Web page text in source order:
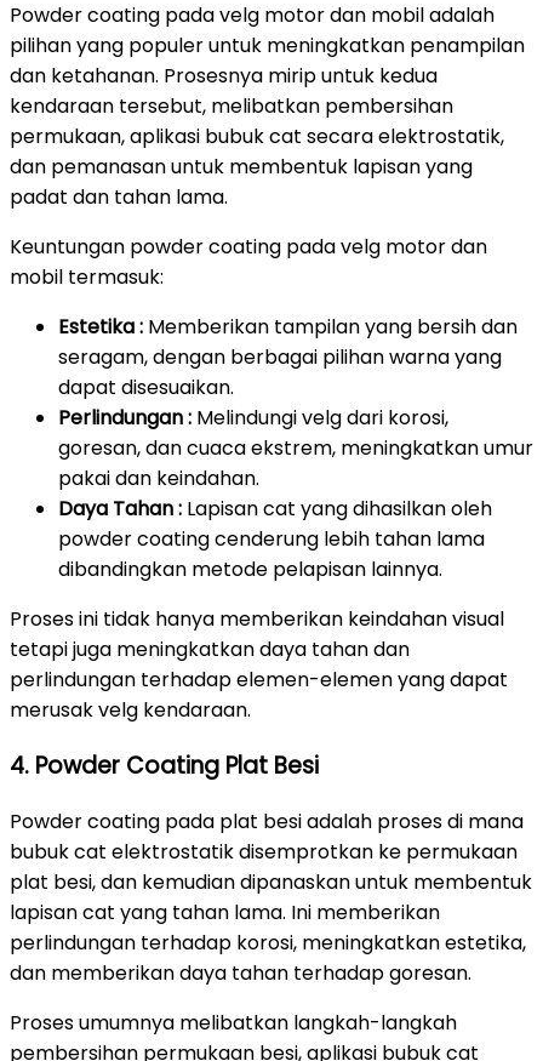
Powder coating pada velg motor dan mobil adalah
pilihan yang populer untuk meningkatkan penampilan
dan ketahanan. Prosesnya mirip untuk kedua
kendaraan tersebut, melibatkan pembersihan
permukaan, aplikasi bubuk cat secara elektrostatik,
dan pemanasan untuk membentuk lapisan yang
padat dan tahan lama.
Keuntungan powder coating pada velg motor dan
mobil termasuk:
Estetika : Memberikan tampilan yang bersih dan
seragam, dengan berbagai pilihan warna yang
dapat disesuaikan.
Perlindungan : Melindungi velg dari korosi,
goresan, dan cuaca ekstrem, meningkatkan umur
pakai dan keindahan.
Daya Tahan : Lapisan cat yang dihasilkan oleh
powder coating cenderung lebih tahan lama
dibandingkan metode pelapisan lainnya.
Proses ini tidak hanya memberikan keindahan visual
tetapi juga meningkatkan daya tahan dan
perlindungan terhadap elemen-elemen yang dapat
merusak velg kendaraan.
4. Powder Coating Plat Besi
Powder coating pada plat besi adalah proses di mana
bubuk cat elektrostatik disemprotkan ke permukaan
plat besi, dan kemudian dipanaskan untuk membentuk
lapisan cat yang tahan lama. Ini memberikan
perlindungan terhadap korosi, meningkatkan estetika,
dan memberikan daya tahan terhadap goresan.
Proses umumnya melibatkan langkah-langkah
pembersihan permukaan besi, aplikasi bubuk cat